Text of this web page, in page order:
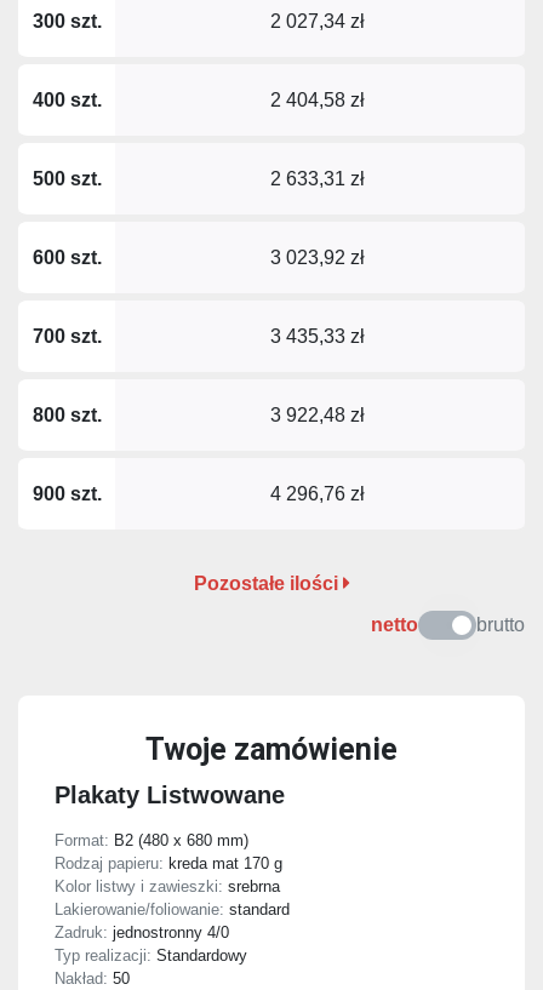
300 szt. 2 027,34 zł
400 szt. 2 404,58 zł
500 szt. 2 633,31 zł
600 szt. 3 023,92 zł
700 szt. 3 435,33 zł
800 szt. 3 922,48 zł
900 szt. 4 296,76 zł
Pozostałe ilości
netto
brutto
Twoje zamówienie
Plakaty Listwowane
Format: B2 (480 x 680 mm)
Rodzaj papieru: kreda mat 170 g
Kolor listwy i zawieszki: srebrna
Lakierowanie/foliowanie: standard
Zadruk: jednostronny 4/0
Typ realizacji: Standardowy
Nakład: 50